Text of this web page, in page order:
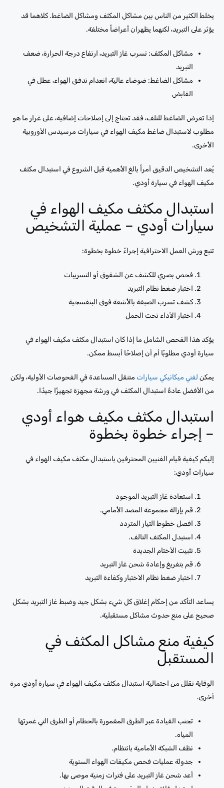
يخلط الكثير من الناس بين مشاكل المكثف ومشاكل الضاغط. كلاهما قد
يؤثر على التبريد، لكنهما يظهران أعراضاً مختلفة.
مشاكل المكثف: تسرب غاز التبريد، ارتفاع درجة الحرارة، ضعف
التبريد
مشاكل الضاغط: ضوضاء عالية، انعدام تدفق الهواء، عطل في
القابض
إذا تعرض الضاغط للتلف، فقد تحتاج إلى إصلاحات إضافية، على غرار ما هو
مطلوب لاستبدال ضاغط مكيف الهواء في سيارات مرسيدس الأوروبية
الأخرى.
يُعد التشخيص الدقيق أمراً بالغ الأهمية قبل الشروع في استبدال مكثف
مكيف الهواء في سيارة أودي.
استبدال مكثف مكيف الهواء في
سيارات أودي – عملية التشخيص
تتبع ورش العمل الاحترافية إجراءً خطوة بخطوة:
فحص بصري للكشف عن الشقوق أو التسريبات
اختبار ضغط نظام التبريد
كشف تسرب الصبغة بالأشعة فوق البنفسجية
اختبار الأداء تحت الحمل
يؤكد هذا الفحص الشامل ما إذا كان استبدال مكثف مكيف الهواء في
سيارة أودي مطلوبًا أم أن إصلاحًا أبسط ممكن.
يمكن لفني ميكانيكي سيارات متنقل المساعدة في الفحوصات الأولية، ولكن
من الأفضل عادةً استبدال المكثف في ورشة مجهزة تجهيزًا جيدًا.
استبدال مكثف مكيف هواء أودي
– إجراء خطوة بخطوة
إليكم كيفية قيام الفنيين المحترفين باستبدال مكثف مكيف الهواء في
سيارات أودي:
استعادة غاز التبريد الموجود
قم بإزالة مجموعة المصد الأمامي.
افصل خطوط التيار المتردد
استبدل المكثف التالف.
تثبيت الأختام الجديدة
قم بتفريغ وإعادة شحن غاز التبريد
اختبار ضغط نظام الاختبار وكفاءة التبريد
يساعد التأكد من إحكام إغلاق كل شيء بشكل جيد وضبط غاز التبريد بشكل
صحيح على منع حدوث مشاكل مستقبلية.
كيفية منع مشاكل المكثف في
المستقبل
الوقاية تقلل من احتمالية استبدال مكثف مكيف الهواء في سيارة أودي مرة
أخرى.
تجنب القيادة عبر الطرق المغمورة بالحطام أو الطرق التي غمرتها
المياه.
نظف الشبكة الأمامية بانتظام.
جدولة عمليات فحص مكيفات الهواء السنوية
أعد شحن غاز التبريد على فترات زمنية موصى بها.